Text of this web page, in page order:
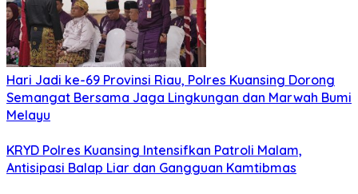
Hari Jadi ke-69 Provinsi Riau, Polres Kuansing Dorong
Semangat Bersama Jaga Lingkungan dan Marwah Bumi
Melayu
KRYD Polres Kuansing Intensifkan Patroli Malam,
Antisipasi Balap Liar dan Gangguan Kamtibmas